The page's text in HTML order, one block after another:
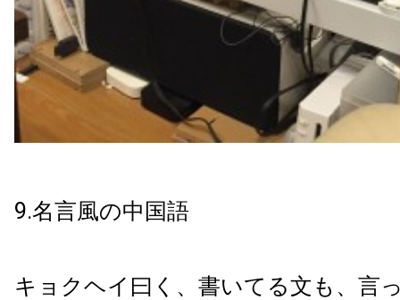
9.名言風の中国語
キョクヘイ曰く、書いてる文も、言